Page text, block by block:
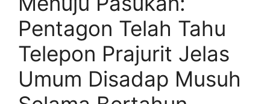
Pentagon Telah Tahu
Telepon Prajurit Jelas
Umum Disadap Musuh